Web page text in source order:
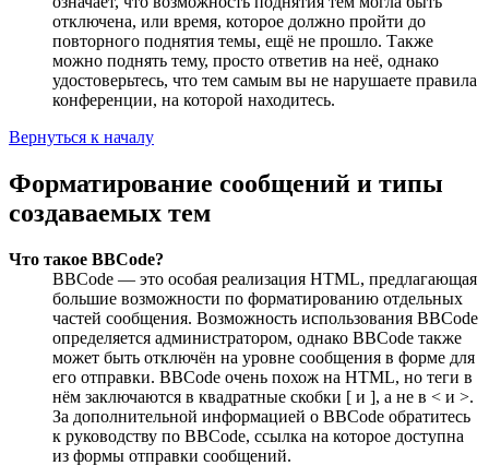
отключена, или время, которое должно пройти до
повторного поднятия темы, ещё не прошло. Также
можно поднять тему, просто ответив на неё, однако
удостоверьтесь, что тем самым вы не нарушаете правила
конференции, на которой находитесь.
Вернуться к началу
Форматирование сообщений и типы
создаваемых тем
Что такое BBCode?
BBCode — это особая реализация HTML, предлагающая
большие возможности по форматированию отдельных
частей сообщения. Возможность использования BBCode
определяется администратором, однако BBCode также
может быть отключён на уровне сообщения в форме для
его отправки. BBCode очень похож на HTML, но теги в
нём заключаются в квадратные скобки [ и ], а не в < и >.
За дополнительной информацией о BBCode обратитесь
к руководству по BBCode, ссылка на которое доступна
из формы отправки сообщений.